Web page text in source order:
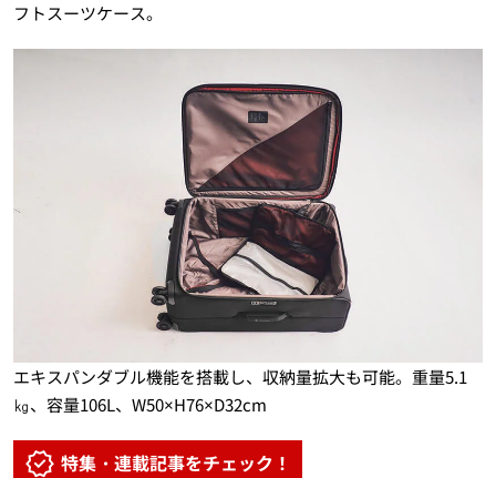
フトスーツケース。
エキスパンダブル機能を搭載し、収納量拡大も可能。重量5.1
㎏、容量106L、W50×H76×D32cm
特集・連載記事をチェック！